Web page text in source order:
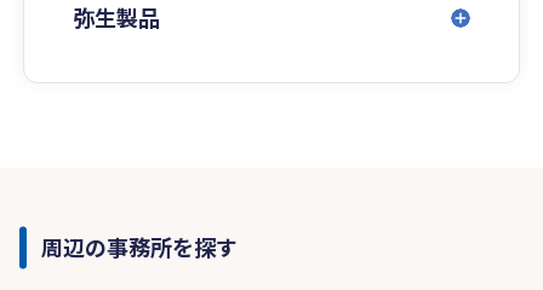
弥生製品
周辺の事務所を探す